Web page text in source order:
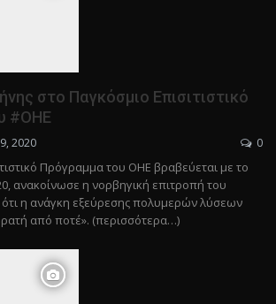
στο Παγκόσμιο Επισιτιστικό
#ΟΗΕ
2020 0
Πρόγραμμα του ΟΗΕ βραβεύεται με το
ανακοίνωσε η νορβηγική επιτροπή του
ότι η ανάγκη εξεύρεσης πολυμερών λύσεων
από ποτέ». (περισσότερα…)